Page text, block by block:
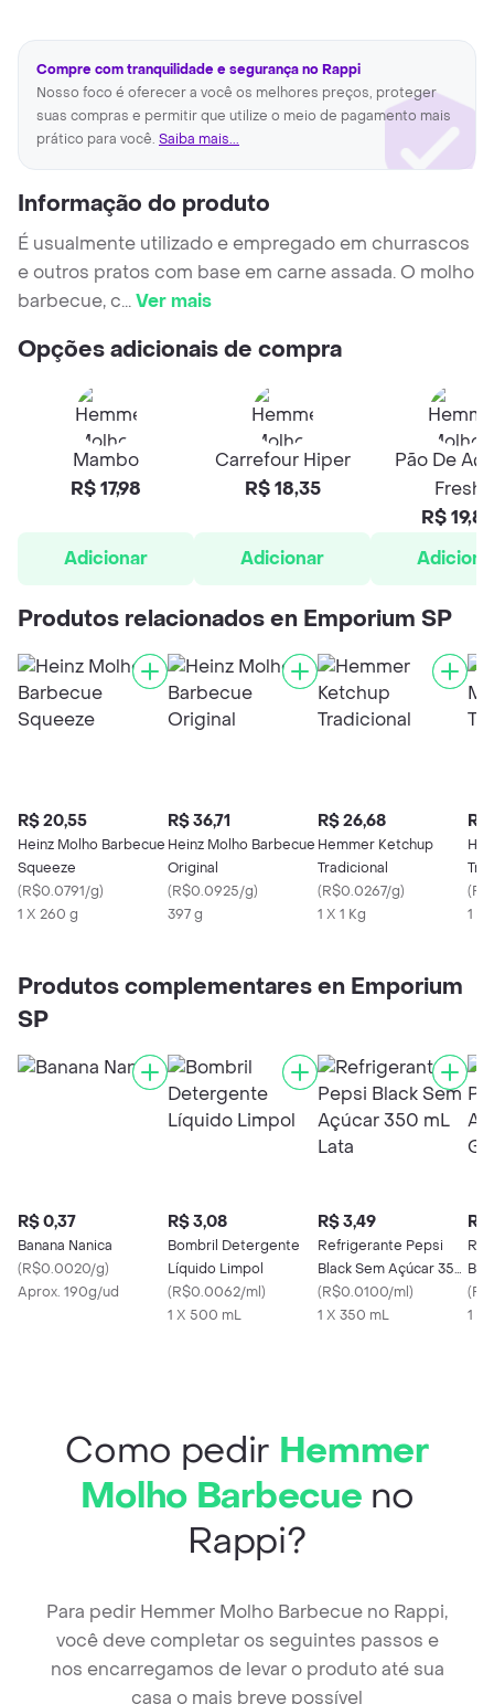
Compre com tranquilidade e segurança no Rappi
Nosso foco é oferecer a você os melhores preços, proteger
suas compras e permitir que utilize o meio de pagamento mais
prático para você. Saiba mais...
Informação do produto
É usualmente utilizado e empregado em churrascos
e outros pratos com base em carne assada. O molho
barbecue, c...Ver mais
Opções adicionais de compra
Mambo
R$ 17,98
Adicionar
Carrefour Hiper
R$ 18,35
Adicionar
Pão De
Fresh
R$
Produtos relacionados en Emporium SP
R$ 20,55
Heinz Molho Barbecue
Squeeze
(R$0.0791/g)
1 X 260 g
R$ 36,71
Heinz Molho Barbecue
Original
(R$0.0925/g)
397 g
R$ 26,68
Hemmer Ketchup
Tradicional
(R$0.0267/g)
1 X 1 Kg
R$
(
1 X
Produtos complementares en Emporium
SP
R$ 0,37
Banana Nanica
(R$0.0020/g)
Aprox. 190g/ud
R$ 3,08
Bombril Detergente
Líquido Limpol
(R$0.0062/ml)
1 X 500 mL
R$ 3,49
Refrigerante Pepsi
Black Sem Açúcar 350
mL Lata
(R$0.0100/ml)
1 X 350 mL
R$
mL
(
1 X
Como pedir Hemmer
Molho Barbecue no
Rappi?
Para pedir Hemmer Molho Barbecue no Rappi,
você deve completar os seguintes passos e
nos encarregamos de levar o produto até sua
casa o mais breve possível